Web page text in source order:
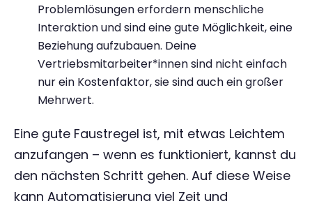
Problemlösungen erfordern menschliche
Interaktion und sind eine gute Möglichkeit, eine
Beziehung aufzubauen. Deine
Vertriebsmitarbeiter*innen sind nicht einfach
nur ein Kostenfaktor, sie sind auch ein großer
Mehrwert.
Eine gute Faustregel ist, mit etwas Leichtem
anzufangen – wenn es funktioniert, kannst du
den nächsten Schritt gehen. Auf diese Weise
kann Automatisierung viel Zeit und